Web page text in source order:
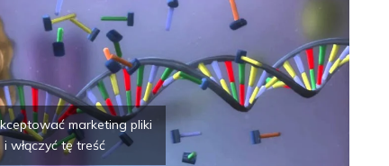
marketing pliki
włączyć tę treść